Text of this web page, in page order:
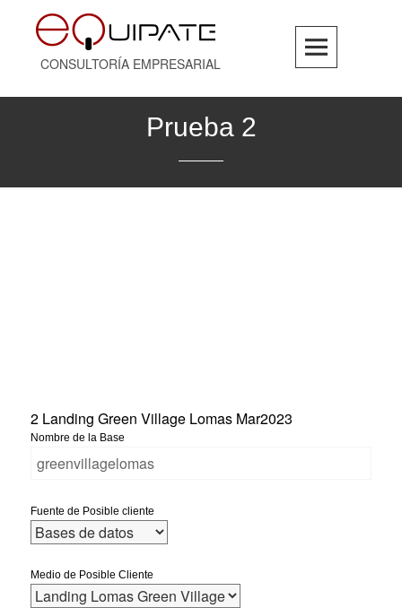
contentCONSULTORÍA EMPRESARIAL
Prueba 2
2 Landing Green Village Lomas Mar2023
Nombre de la Base
Fuente de Posible cliente
Medio de Posible Cliente